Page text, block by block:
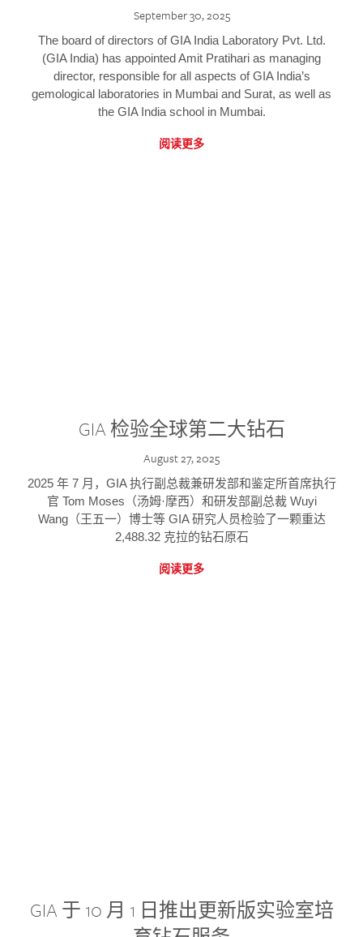
September 30, 2025
The board of directors of GIA India Laboratory Pvt. Ltd.
(GIA India) has appointed Amit Pratihari as managing
director, responsible for all aspects of GIA India’s
gemological laboratories in Mumbai and Surat, as well as
the GIA India school in Mumbai.
阅读更多
GIA 检验全球第二大钻石
August 27, 2025
2025 年 7 月，GIA 执行副总裁兼研发部和鉴定所首席执行
官 Tom Moses（汤姆·摩西）和研发部副总裁 Wuyi
Wang（王五一）博士等 GIA 研究人员检验了一颗重达
2,488.32 克拉的钻石原石
阅读更多
GIA 于 10 月 1 日推出更新版实验室培